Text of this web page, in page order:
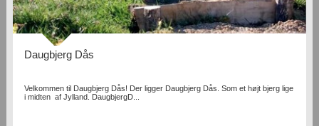
Daugbjerg Dås
Velkommen til Daugbjerg Dås! Der ligger Daugbjerg Dås. Som et højt bjerg lige
i midten af Jylland. DaugbjergD...